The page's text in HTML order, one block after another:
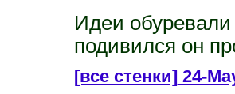
Идеи обуревали
подивился он
[все стенки]24-